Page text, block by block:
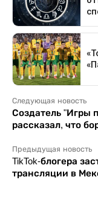
Следующая новость
Создатель "Игры
рассказал, что
Предыдущая новость
TikTok-блогера
трансляции в